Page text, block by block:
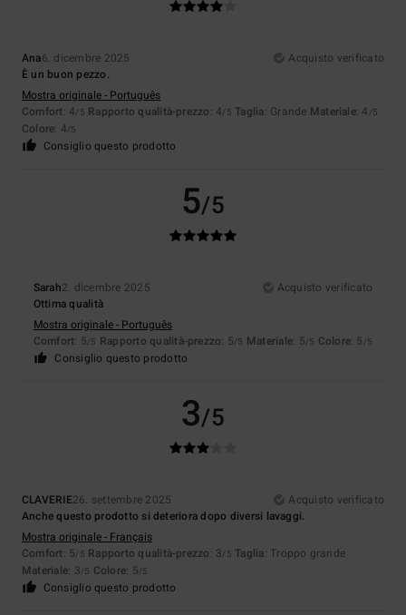
Ana6. dicembre 2025
Acquisto verificato
È un buon pezzo.
Mostra originale - Português
Comfort: 4/5 Rapporto qualità-prezzo: 4/5 Taglia: Grande Materiale: 4 /5
Colore: 4/5
Consiglio questo prodotto
5/5
Sarah2. dicembre 2025
Acquisto verificato
Ottima qualità
Mostra originale - Português
Comfort: 5/5 Rapporto qualità-prezzo: 5/5 Materiale: 5/5 Colore: 5 /5
Consiglio questo prodotto
3/5
CLAVERIE26. settembre 2025
Acquisto verificato
Anche questo prodotto si deteriora dopo diversi lavaggi.
Mostra originale - Français
Comfort: 5/5 Rapporto qualità-prezzo: 3/5 Taglia: Troppo grande
Materiale: 3/5 Colore: 5/5
Consiglio questo prodotto